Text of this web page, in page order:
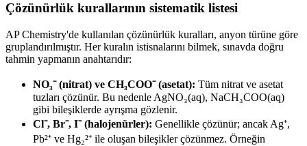
Çözünürlük kurallarının sistematik listesi
AP Chemistry'de kullanılan çözünürlük kuralları, anyon türüne göre
gruplandırılmıştır. Her kuralın istisnalarını bilmek, sınavda doğru
tahmin yapmanın anahtarıdır:
NO₃⁻ (nitrat) ve CH₃COO⁻ (asetat): Tüm nitrat ve asetat
tuzları çözünür. Bu nedenle AgNO₃(aq), NaCH₃COO(aq)
gibi bileşiklerde ayrışma gözlenir.
Cl⁻, Br⁻, I⁻ (halojenürler): Genellikle çözünür; ancak Ag⁺,
Pb²⁺ ve Hg₂²⁺ ile oluşan bileşikler çözünmez. Örneğin